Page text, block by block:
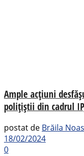
Ample acțiuni
polițiștii din cadrul
postat de Brăila
18/02/2024
0